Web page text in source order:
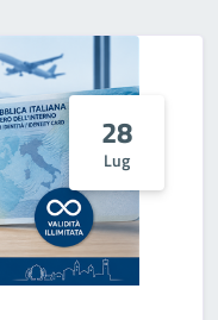
28
Lug